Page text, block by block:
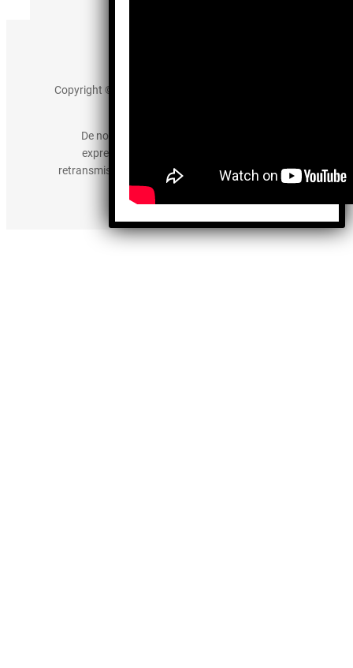
Copyright © 2025 somos-hermanos.mx. Todos los
De no existir previa autorización, queda
expresamente prohibida la publicación,
retransmisión, edición y cualquier otro uso de los
contenidos.